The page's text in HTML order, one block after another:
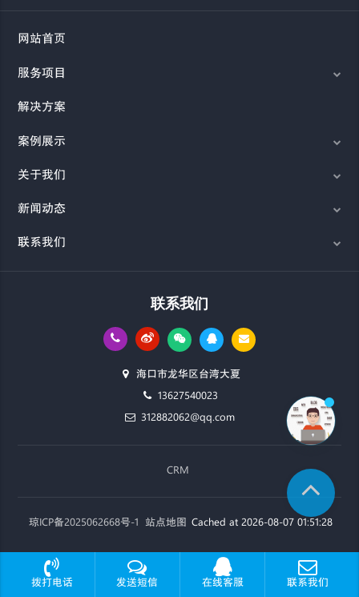
网站首页
服务项目
解决方案
案例展示
关于我们
新闻动态
联系我们
联系我们
海口市龙华区台湾大夏
13627540023
312882062@qq.com
CRM
琼ICP备2025062668号-1 站点地图 Cached at 2026-08-07 01:51:28
拨打电话 发送短信 在线客服 联系我们